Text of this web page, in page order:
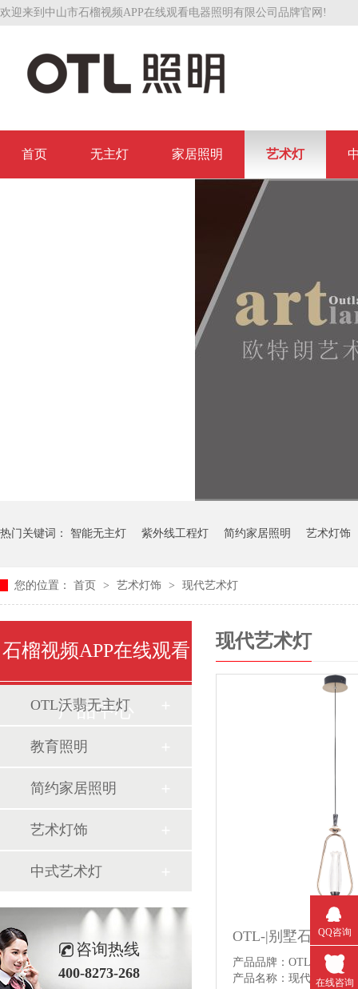
欢迎来到中山市石榴视频APP在线观看电器照明有限公司品牌官网!
首页 无主灯 家居照明 艺术灯
热门关键词： 智能无主灯 紫外线工程灯 简约家居照明 艺术灯饰
您的位置： 首页 > 艺术灯饰 > 现代艺术灯
石榴视频APP在线观看
产品中心
OTL沃翡无主灯
教育照明
简约家居照明
艺术灯饰
中式艺术灯
咨询热线
400-8273-268
现代艺术灯
产品品牌：OTL照明产
产品名称：现代艺术灯产
QQ咨询
在线咨询